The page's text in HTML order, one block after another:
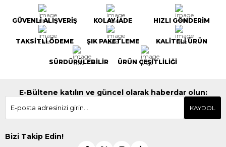
GÜVENLİ ALIŞVERİŞ KOLAY İADE HIZLI GÖNDERİM
TAKSİTLİ ÖDEME ŞIK PAKETLEME KALİTELİ ÜRÜN
SÜRDÜRÜLEBİLİR ÜRÜN ÇEŞİTLİLİĞİ
E-Bültene katılın ve güncel olarak haberdar olun:
KAYDOL
Bizi Takip Edin!